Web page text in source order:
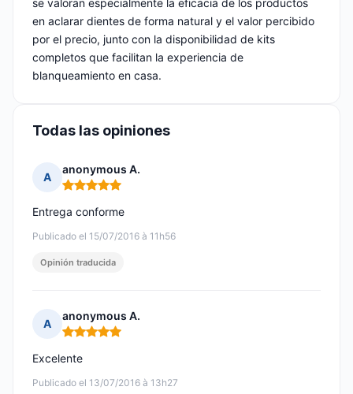
se valoran especialmente la eficacia de los productos
en aclarar dientes de forma natural y el valor percibido
por el precio, junto con la disponibilidad de kits
completos que facilitan la experiencia de
blanqueamiento en casa.
Todas las opiniones
A
anonymous A.
Nota: 5 de 5
Publicado el 15/07/2016 à 11h56
Entrega conforme
Opinión traducida
A
anonymous A.
Nota: 5 de 5
Publicado el 13/07/2016 à 13h27
Excelente